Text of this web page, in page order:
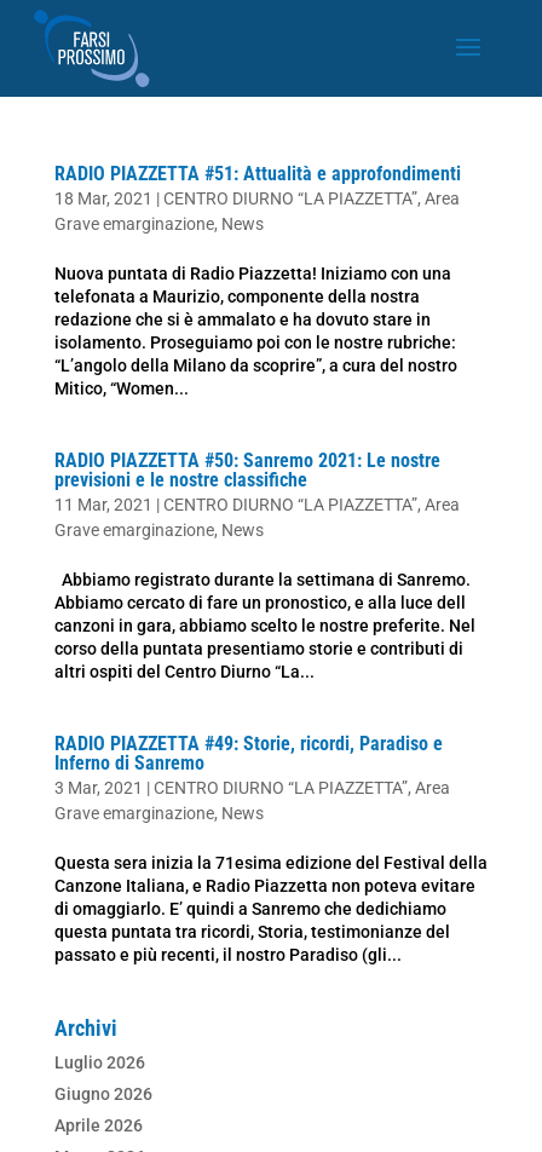
RADIO PIAZZETTA #51: Attualità e approfondimenti
18 Mar, 2021 |CENTRO DIURNO “LA PIAZZETTA”, Area
Grave emarginazione, News
Nuova puntata di Radio Piazzetta! Iniziamo con una
telefonata a Maurizio, componente della nostra
redazione che si è ammalato e ha dovuto stare in
isolamento. Proseguiamo poi con le nostre rubriche:
“L’angolo della Milano da scoprire”, a cura del nostro
Mitico, “Women...
RADIO PIAZZETTA #50: Sanremo 2021: Le nostre
previsioni e le nostre classifiche
11 Mar, 2021 |CENTRO DIURNO “LA PIAZZETTA”, Area
Grave emarginazione, News
Abbiamo registrato durante la settimana di Sanremo.
Abbiamo cercato di fare un pronostico, e alla luce dell
canzoni in gara, abbiamo scelto le nostre preferite. Nel
corso della puntata presentiamo storie e contributi di
altri ospiti del Centro Diurno “La...
RADIO PIAZZETTA #49: Storie, ricordi, Paradiso e
Inferno di Sanremo
3 Mar, 2021 |CENTRO DIURNO “LA PIAZZETTA”, Area
Grave emarginazione, News
Questa sera inizia la 71esima edizione del Festival della
Canzone Italiana, e Radio Piazzetta non poteva evitare
di omaggiarlo. E’ quindi a Sanremo che dedichiamo
questa puntata tra ricordi, Storia, testimonianze del
passato e più recenti, il nostro Paradiso (gli...
Archivi
Luglio 2026
Giugno 2026
Aprile 2026